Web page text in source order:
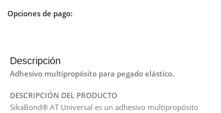
Opciones de pago:
Descripción
Adhesivo multipropósito para pegado elástico.
DESCRIPCIÓN DEL PRODUCTO
SikaBond® AT Universal es un adhesivo multipropósito